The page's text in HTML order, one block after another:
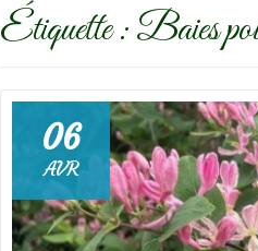
Étiquette :Baies
06
AVR